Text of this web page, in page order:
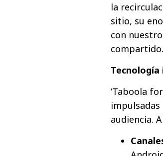
la
sitio, su
con
‘Taboola
audiencia.